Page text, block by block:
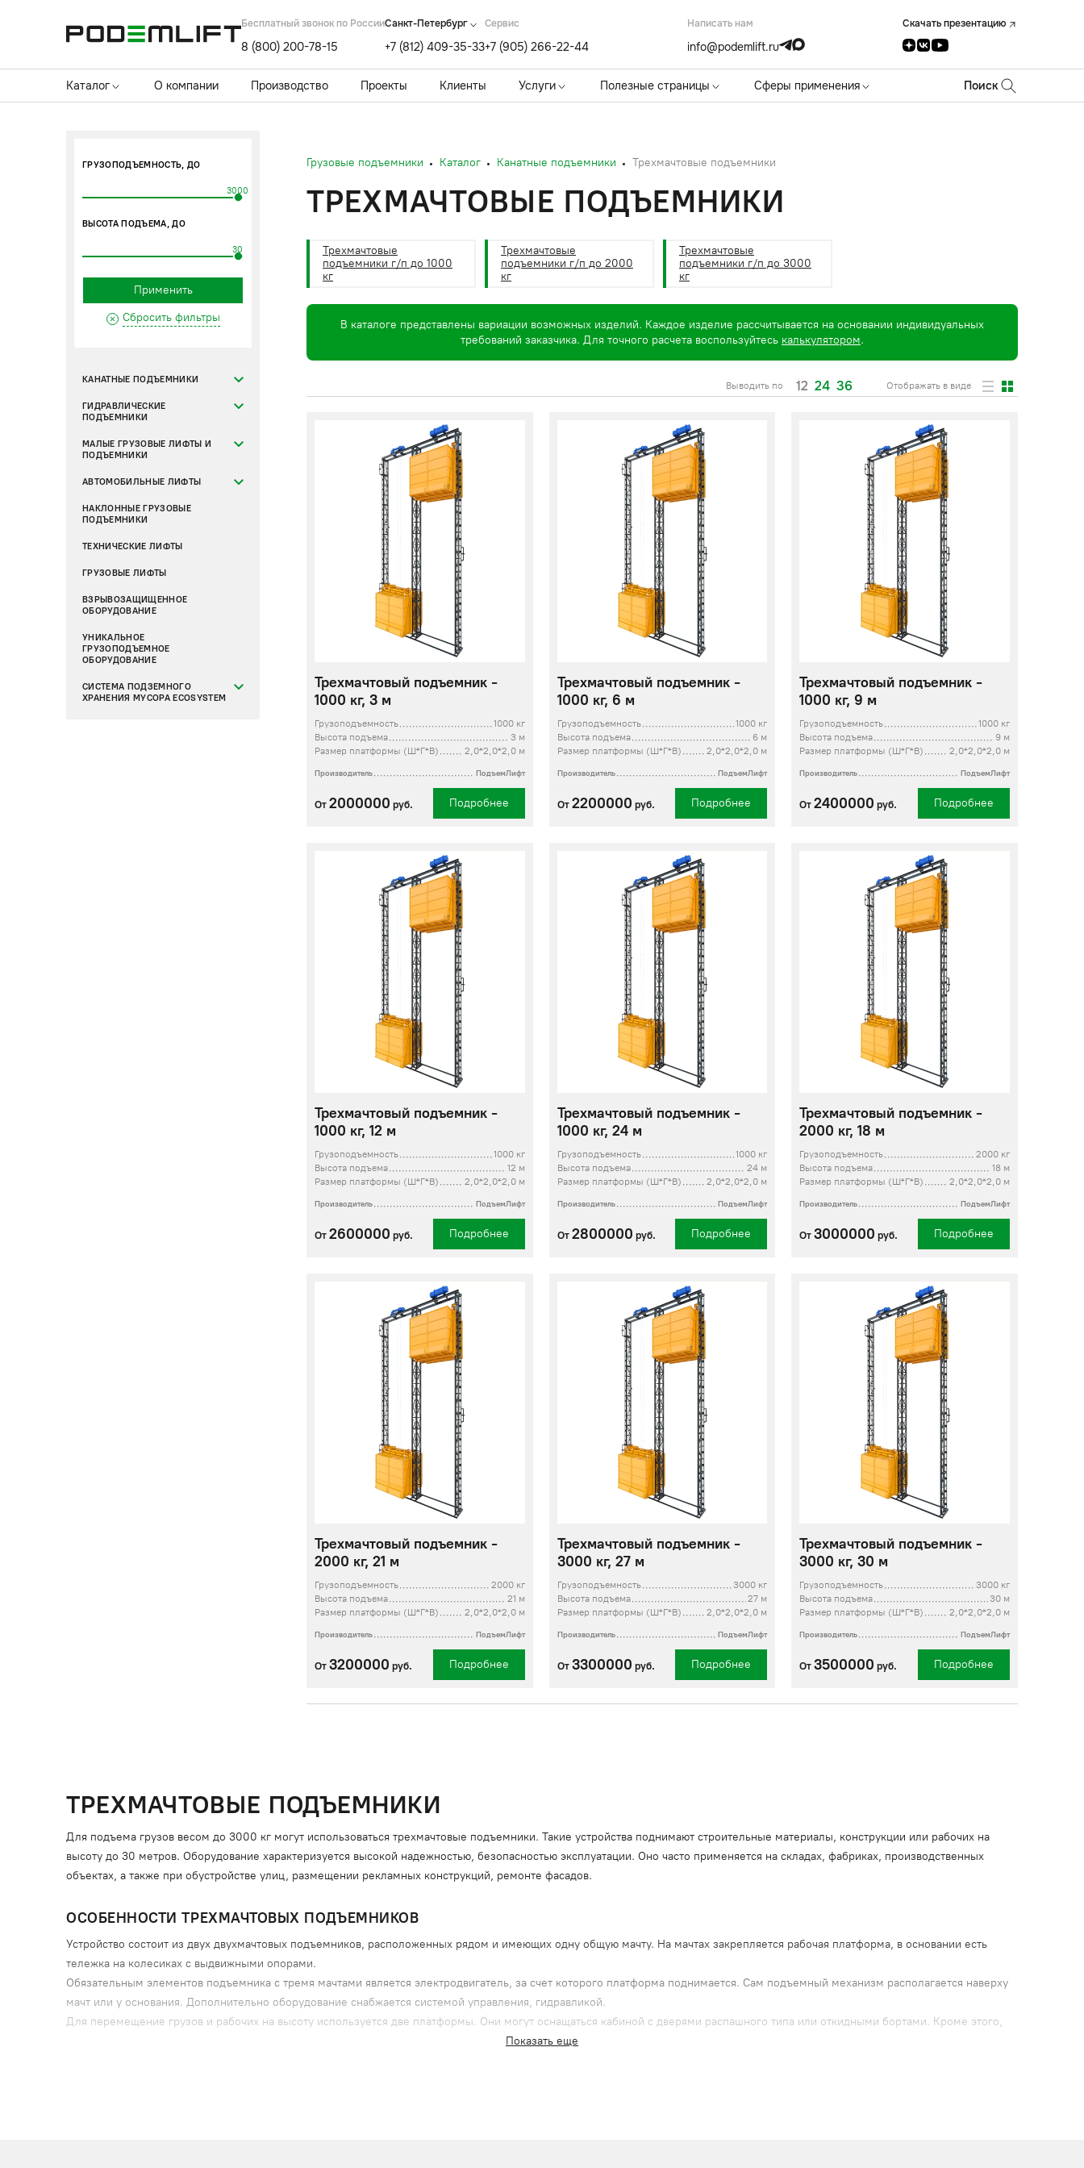
Бесплатный звонок по России
8 (800) 200-78-15
Санкт-Петербург
+7 (812) 409-35-33
Cервис
+7 (905) 266-22-44
Написать нам
info@podemlift.ru
Скачать презентацию
Каталог О компании Производство Проекты Клиенты Услуги Полезные страницы Сферы применения Поиск
ГРУЗОПОДЪЕМНОСТЬ, ДО
3000
ВЫСОТА ПОДЪЕМА, ДО
30
Применить
Сбросить фильтры
КАНАТНЫЕ ПОДЪЕМНИКИ
ГИДРАВЛИЧЕСКИЕ
ПОДЪЕМНИКИ
МАЛЫЕ ГРУЗОВЫЕ ЛИФТЫ И
ПОДЪЕМНИКИ
АВТОМОБИЛЬНЫЕ ЛИФТЫ
НАКЛОННЫЕ ГРУЗОВЫЕ
ПОДЪЕМНИКИ
ТЕХНИЧЕСКИЕ ЛИФТЫ
ГРУЗОВЫЕ ЛИФТЫ
ВЗРЫВОЗАЩИЩЕННОЕ
ОБОРУДОВАНИЕ
УНИКАЛЬНОЕ
ГРУЗОПОДЪЕМНОЕ
ОБОРУДОВАНИЕ
СИСТЕМА ПОДЗЕМНОГО
ХРАНЕНИЯ МУСОРА ECOSYSTEM
Грузовые подъемники Каталог Канатные подъемники Трехмачтовые подъемники
ТРЕХМАЧТОВЫЕ ПОДЪЕМНИКИ
Трехмачтовые
подъемники г/п до 1000
кг
Трехмачтовые
подъемники г/п до 2000
кг
Трехмачтовые
подъемники г/п до 3000
кг
В каталоге представлены вариации возможных изделий. Каждое изделие рассчитывается на основании индивидуальных
требований заказчика. Для точного расчета воспользуйтесь калькулятором.
Выводить по 12 24 36 Отображать в виде
Трехмачтовый подъемник -
1000 кг, 3 м
Грузоподъемность
1000 кг
Высота подъема
3 м
Размер платформы (Ш*Г*В)
2,0*2,0*2,0 м
Производитель ПодъемЛифт
От 2000000 руб. Подробнее
Трехмачтовый подъемник -
1000 кг, 6 м
Грузоподъемность
1000 кг
Высота подъема
6 м
Размер платформы (Ш*Г*В)
2,0*2,0*2,0 м
Производитель ПодъемЛифт
От 2200000 руб. Подробнее
Трехмачтовый подъемник -
1000 кг, 9 м
Грузоподъемность
1000 кг
Высота подъема
9 м
Размер платформы (Ш*Г*В)
2,0*2,0*2,0 м
Производитель ПодъемЛифт
От2400000 руб. Подробнее
Трехмачтовый подъемник -
1000 кг, 12 м
Грузоподъемность
1000 кг
Высота подъема
12 м
Размер платформы (Ш*Г*В)
2,0*2,0*2,0 м
Производитель ПодъемЛифт
От 2600000 руб. Подробнее
Трехмачтовый подъемник -
1000 кг, 24 м
Грузоподъемность
1000 кг
Высота подъема
24 м
Размер платформы (Ш*Г*В)
2,0*2,0*2,0 м
Производитель ПодъемЛифт
От 2800000 руб. Подробнее
Трехмачтовый подъемник -
2000 кг, 18 м
Грузоподъемность
2000 кг
Высота подъема
18 м
Размер платформы (Ш*Г*В)
2,0*2,0*2,0 м
Производитель ПодъемЛифт
От3000000 руб. Подробнее
Трехмачтовый подъемник -
2000 кг, 21 м
Грузоподъемность
2000 кг
Высота подъема
21 м
Размер платформы (Ш*Г*В)
2,0*2,0*2,0 м
Производитель ПодъемЛифт
От 3200000 руб. Подробнее
Трехмачтовый подъемник -
3000 кг, 27 м
Грузоподъемность
3000 кг
Высота подъема
27 м
Размер платформы (Ш*Г*В)
2,0*2,0*2,0 м
Производитель ПодъемЛифт
От 3300000 руб. Подробнее
Трехмачтовый подъемник -
3000 кг, 30 м
Грузоподъемность
3000 кг
Высота подъема
30 м
Размер платформы (Ш*Г*В)
2,0*2,0*2,0 м
Производитель ПодъемЛифт
От3500000 руб. Подробнее
ТРЕХМАЧТОВЫЕ ПОДЪЕМНИКИ
Для подъема грузов весом до 3000 кг могут использоваться трехмачтовые подъемники. Такие устройства поднимают строительные материалы, конструкции или рабочих на
высоту до 30 метров. Оборудование характеризуется высокой надежностью, безопасностью эксплуатации. Оно часто применяется на складах, фабриках, производственных
объектах, а также при обустройстве улиц, размещении рекламных конструкций, ремонте фасадов.
ОСОБЕННОСТИ ТРЕХМАЧТОВЫХ ПОДЪЕМНИКОВ
Устройство состоит из двух двухмачтовых подъемников, расположенных рядом и имеющих одну общую мачту. На мачтах закрепляется рабочая платформа, в основании есть
тележка на колесиках с выдвижными опорами.
Обязательным элементов подъемника с тремя мачтами является электродвигатель, за счет которого платформа поднимается. Сам подъемный механизм располагается наверху
мачт или у основания. Дополнительно оборудование снабжается системой управления, гидравликой.
Для перемещение грузов и рабочих на высоту используется две платформы. Они могут оснащаться кабиной с дверями распашного типа или откидными бортами. Кроме этого,
кабины могут быть проходными или глухими – для погрузки с двух или одной стороны.Показать еще